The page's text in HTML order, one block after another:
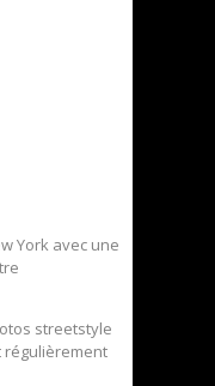
York avec une
streetstyle
régulièrement